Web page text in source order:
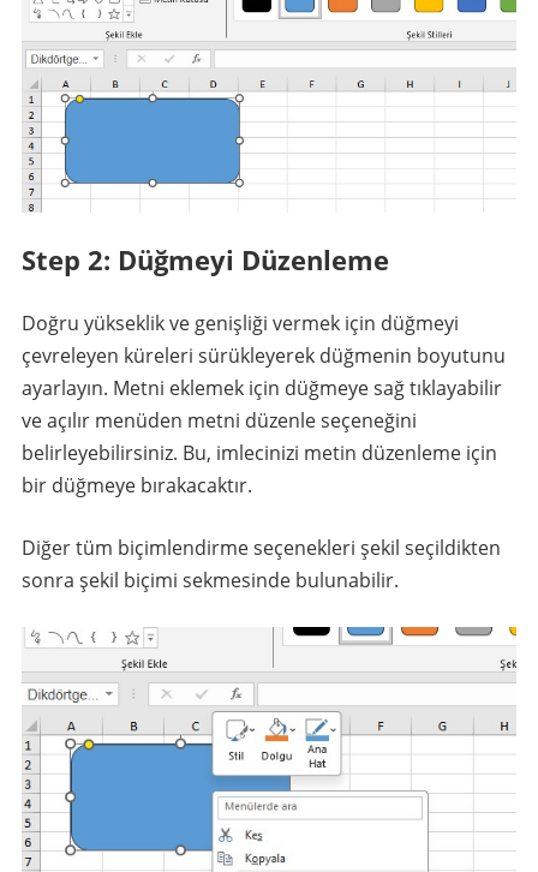
Step 2: Düğmeyi Düzenleme
Doğru yükseklik ve genişliği vermek için düğmeyi
çevreleyen küreleri sürükleyerek düğmenin boyutunu
ayarlayın. Metni eklemek için düğmeye sağ tıklayabilir
ve açılır menüden metni düzenle seçeneğini
belirleyebilirsiniz. Bu, imlecinizi metin düzenleme için
bir düğmeye bırakacaktır.
Diğer tüm biçimlendirme seçenekleri şekil seçildikten
sonra şekil biçimi sekmesinde bulunabilir.